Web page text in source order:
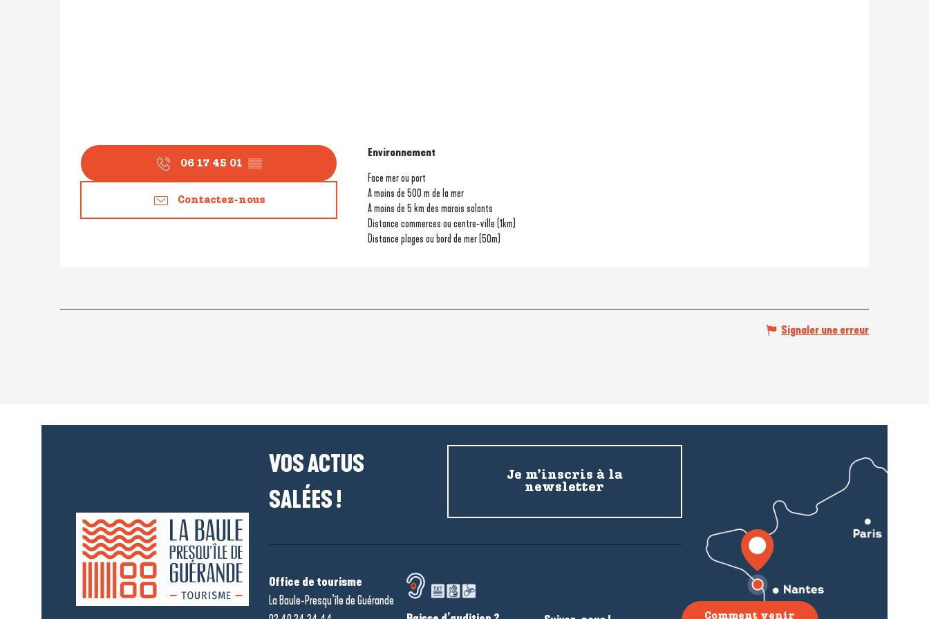
06 17 45 01 ▒▒
Contactez-nous
Environnement
Environnement
Face mer ou port
A moins de 500 m de la mer
A moins de 5 km des marais salants
Distance commerces ou centre-ville (1km)
Distance plages ou bord de mer (50m)
Signaler une erreur
VOS ACTUS
SALÉES !
Je m’inscris à la
newsletter
Office de tourisme
La Baule-Presqu’île de Guérande
Comment venir